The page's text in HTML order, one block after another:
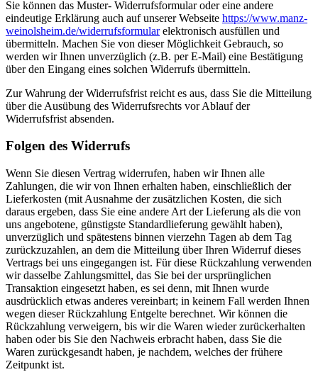
Sie können das Muster- Widerrufsformular oder eine andere
eindeutige Erklärung auch auf unserer Webseite https://www.manz-
weinolsheim.de/widerrufsformularelektronisch ausfüllen und
übermitteln. Machen Sie von dieser Möglichkeit Gebrauch, so
werden wir Ihnen unverzüglich (z.B. per E-Mail) eine Bestätigung
über den Eingang eines solchen Widerrufs übermitteln.
Zur Wahrung der Widerrufsfrist reicht es aus, dass Sie die Mitteilung
über die Ausübung des Widerrufsrechts vor Ablauf der
Widerrufsfrist absenden.
Folgen des Widerrufs
Wenn Sie diesen Vertrag widerrufen, haben wir Ihnen alle
Zahlungen, die wir von Ihnen erhalten haben, einschließlich der
Lieferkosten (mit Ausnahme der zusätzlichen Kosten, die sich
daraus ergeben, dass Sie eine andere Art der Lieferung als die von
uns angebotene, günstigste Standardlieferung gewählt haben),
unverzüglich und spätestens binnen vierzehn Tagen ab dem Tag
zurückzuzahlen, an dem die Mitteilung über Ihren Widerruf dieses
Vertrags bei uns eingegangen ist. Für diese Rückzahlung verwenden
wir dasselbe Zahlungsmittel, das Sie bei der ursprünglichen
Transaktion eingesetzt haben, es sei denn, mit Ihnen wurde
ausdrücklich etwas anderes vereinbart; in keinem Fall werden Ihnen
wegen dieser Rückzahlung Entgelte berechnet. Wir können die
Rückzahlung verweigern, bis wir die Waren wieder zurückerhalten
haben oder bis Sie den Nachweis erbracht haben, dass Sie die
Waren zurückgesandt haben, je nachdem, welches der frühere
Zeitpunkt ist.